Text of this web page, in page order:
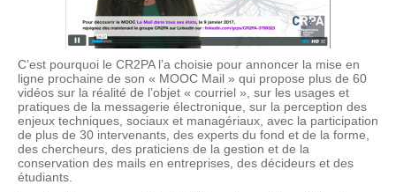
C’est pourquoi le CR2PA l’a choisie pour annoncer la mise en
ligne prochaine de son « MOOC Mail » qui propose plus de 60
vidéos sur la réalité de l’objet « courriel », sur les usages et
pratiques de la messagerie électronique, sur la perception des
enjeux techniques, sociaux et managériaux, avec la participation
de plus de 30 intervenants, des experts du fond et de la forme,
des chercheurs, des praticiens de la gestion et de la
conservation des mails en entreprises, des décideurs et des
étudiants.